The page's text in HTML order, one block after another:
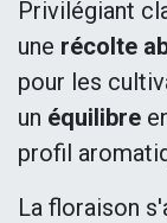
Privilégiant
une récolte
pour les
un équilibre
profil
La floraison